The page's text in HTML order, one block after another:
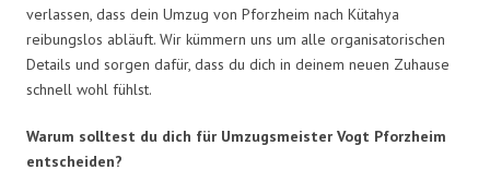
verlassen, dass dein Umzug von Pforzheim nach Kütahya
reibungslos abläuft. Wir kümmern uns um alle organisatorischen
Details und sorgen dafür, dass du dich in deinem neuen Zuhause
schnell wohl fühlst.
Warum solltest du dich für Umzugsmeister Vogt Pforzheim
entscheiden?